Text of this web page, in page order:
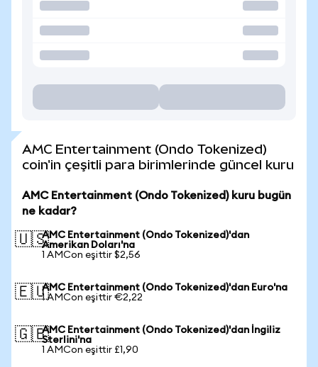
AMC Entertainment (Ondo Tokenized)
coin'in çeşitli para birimlerinde güncel kuru
AMC Entertainment (Ondo Tokenized) kuru bugün
ne kadar?
🇺🇸AMC Entertainment (Ondo Tokenized)'dan
Amerikan Doları'na
1 AMCon eşittir $2,56
🇪🇺AMC Entertainment (Ondo Tokenized)'dan Euro'na
1 AMCon eşittir €2,22
🇬🇧AMC Entertainment (Ondo Tokenized)'dan İngiliz
Sterlini'na
1 AMCon eşittir £1,90